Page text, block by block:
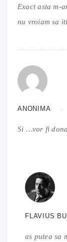
Exact asta m-
nu vroiam sa
ANONIMA
Si …vor fi
FLAVIUS
as putea sa